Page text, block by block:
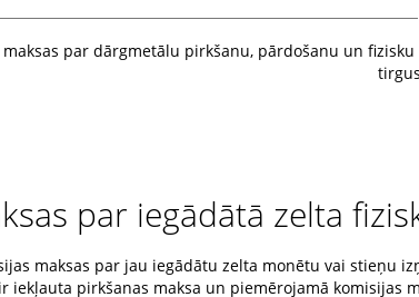
par dārgmetālu pirkšanu, pārdošanu un
par iegādātā zelta
maksas par jau iegādātu zelta monētu vai stieņu
iekļauta pirkšanas maksa un piemērojamā komisijas